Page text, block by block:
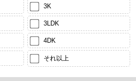
3K
3LDK
4DK
それ以上